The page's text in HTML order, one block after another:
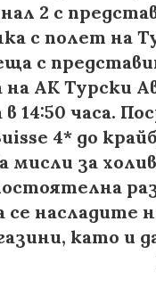
2 с
с полет на
с
на АК Турски
14:50 часа.
4* до
мисли за
насладите
като и